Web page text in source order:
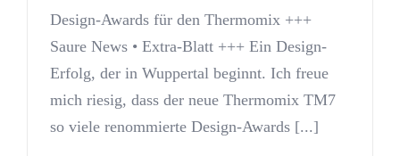
Design-Awards für den Thermomix +++
Saure News • Extra-Blatt +++ Ein Design-
Erfolg, der in Wuppertal beginnt. Ich freue
mich riesig, dass der neue Thermomix TM7
so viele renommierte Design-Awards [...]